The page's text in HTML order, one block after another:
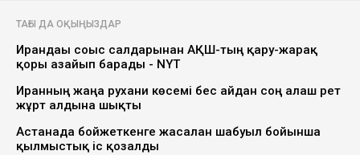
ТАҒЫ ДА ОҚЫҢЫЗДАР
Ирандағы соғыс салдарынан АҚШ-тың қару-жарақ
қоры азайып барады - NYT
Иранның жаңа рухани көсемі бес айдан соң алғаш рет
жұрт алдына шықты
Астанада бойжеткенге жасалған шабуыл бойынша
қылмыстық іс қозғалды